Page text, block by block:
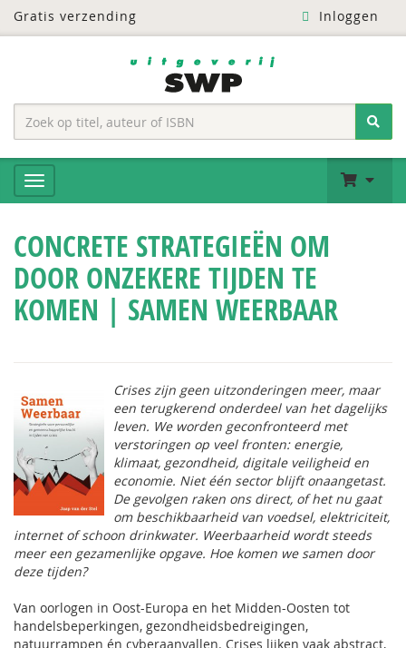
Gratis verzending Inloggen
CONCRETE STRATEGIEËN OM
DOOR ONZEKERE TIJDEN TE
KOMEN | SAMEN WEERBAAR
Crises zijn geen uitzonderingen meer, maar
een terugkerend onderdeel van het dagelijks
leven. We worden geconfronteerd met
verstoringen op veel fronten: energie,
klimaat, gezondheid, digitale veiligheid en
economie. Niet één sector blijft onaangetast.
De gevolgen raken ons direct, of het nu gaat
om beschikbaarheid van voedsel, elektriciteit,
internet of schoon drinkwater. Weerbaarheid wordt steeds
meer een gezamenlijke opgave. Hoe komen we samen door
deze tijden?
Van oorlogen in Oost-Europa en het Midden-Oosten tot
handelsbeperkingen, gezondheidsbedreigingen,
natuurrampen én cyberaanvallen. Crises lijken vaak abstract,